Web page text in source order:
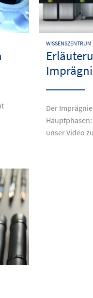
WISSENSZENTRUM
Der
unser Video